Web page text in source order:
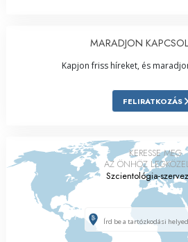
MARADJON
Kapjon friss híreket, és
FELIRATKOZÁS
KERESSE MEG
AZ ÖNHÖZ
Szcientológia-